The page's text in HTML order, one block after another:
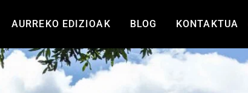
AURREKO EDIZIOAK BLOG KONTAKTUA